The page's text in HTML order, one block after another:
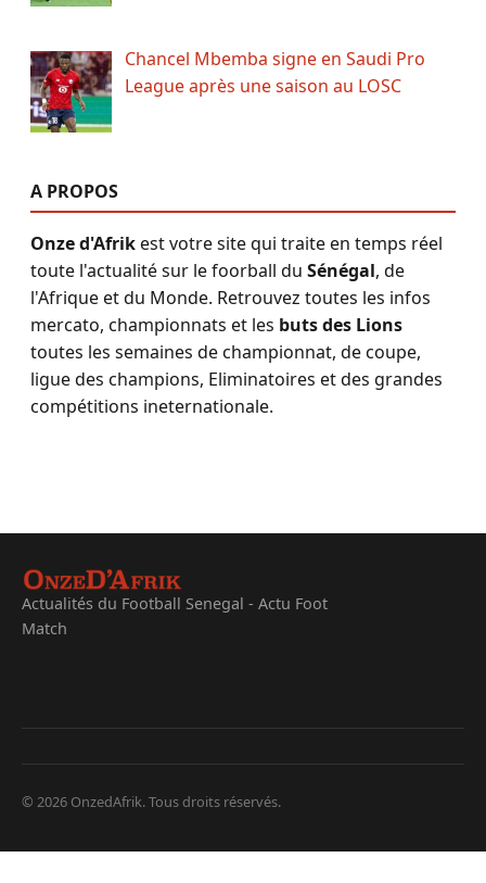
Chancel Mbemba signe en Saudi Pro
League après une saison au LOSC
A PROPOS
Onze d'Afrikest votre site qui traite en temps réel
toute l'actualité sur le foorball du Sénégal, de
l'Afrique et du Monde. Retrouvez toutes les infos
mercato, championnats et les buts des Lions
toutes les semaines de championnat, de coupe,
ligue des champions, Eliminatoires et des grandes
compétitions ineternationale.
Actualités du Football Senegal - Actu Foot
Match
© 2026 OnzedAfrik. Tous droits réservés.